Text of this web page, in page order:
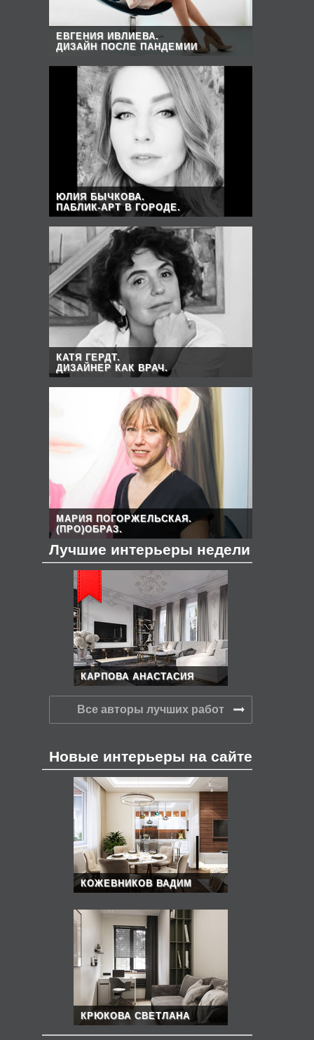
ЕВГЕНИЯ ИВЛИЕВА.
ДИЗАЙН ПОСЛЕ ПАНДЕМИИ
ЮЛИЯ БЫЧКОВА.
ПАБЛИК-АРТ В ГОРОДЕ.
КАТЯ ГЕРДТ.
ДИЗАЙНЕР КАК ВРАЧ.
МАРИЯ ПОГОРЖЕЛЬСКАЯ.
(ПРО)ОБРАЗ.
Лучшие интерьеры недели
КАРПОВА АНАСТАСИЯ
Все авторы лучших работ
Новые интерьеры на сайте
КОЖЕВНИКОВ ВАДИМ
КРЮКОВА СВЕТЛАНА